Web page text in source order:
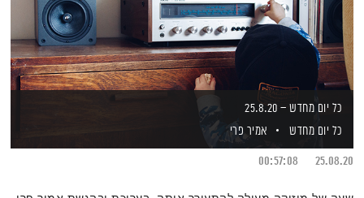
כל יום מחדש – 25.8.20
כל יום מחדש
אמיר פרי
25.08.20
00:57:08